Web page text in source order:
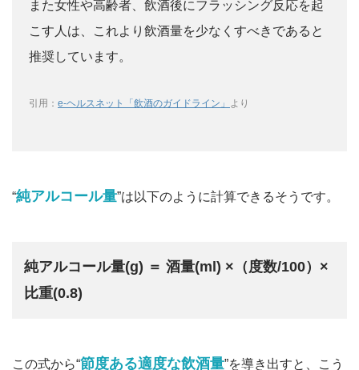
また女性や高齢者、飲酒後にフラッシング反応を起
こす人は、これより飲酒量を少なくすべきであると
推奨しています。
引用： e-ヘルスネット「飲酒のガイドライン」 より
“純アルコール量”は以下のように計算できるそうです。
純アルコール量(g) ＝ 酒量(ml) ×（度数/100）×
比重(0.8)
この式から“節度ある適度な飲酒量”を導き出すと、こう